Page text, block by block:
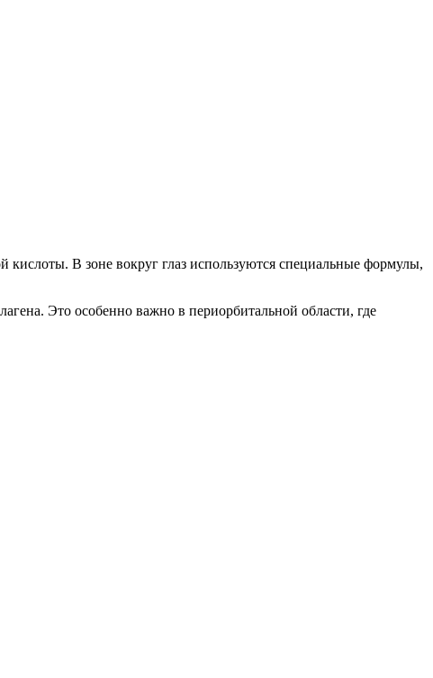
В зоне вокруг глаз используются специальные формулы,
Это особенно важно в периорбитальной области, где